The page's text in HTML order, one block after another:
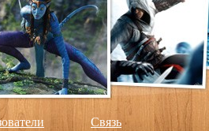
Cвязь